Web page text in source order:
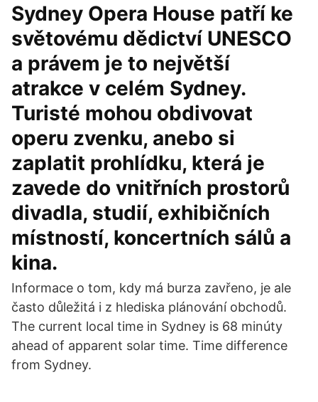
Sydney Opera House patří ke
světovému dědictví UNESCO
a právem je to největší
atrakce v celém Sydney.
Turisté mohou obdivovat
operu zvenku, anebo si
zaplatit prohlídku, která je
zavede do vnitřních prostorů
divadla, studií, exhibičních
místností, koncertních sálů a
kina.
Informace o tom, kdy má burza zavřeno, je ale
často důležitá i z hlediska plánování obchodů.
The current local time in Sydney is 68 minúty
ahead of apparent solar time. Time difference
from Sydney.